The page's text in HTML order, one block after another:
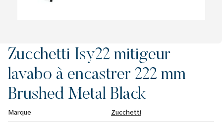
Zucchetti Isy22 mitigeur
lavabo à encastrer 222 mm
Brushed Metal Black
Marque
Zucchetti